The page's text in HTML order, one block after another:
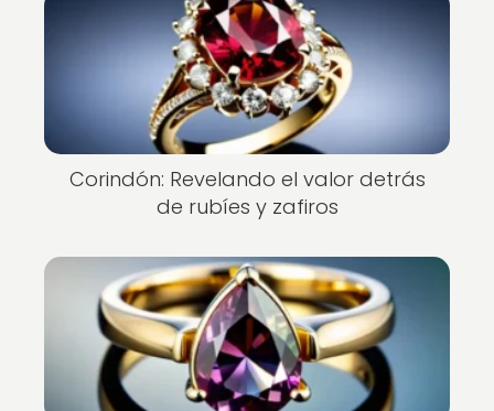
Corindón: Revelando el valor detrás
de rubíes y zafiros